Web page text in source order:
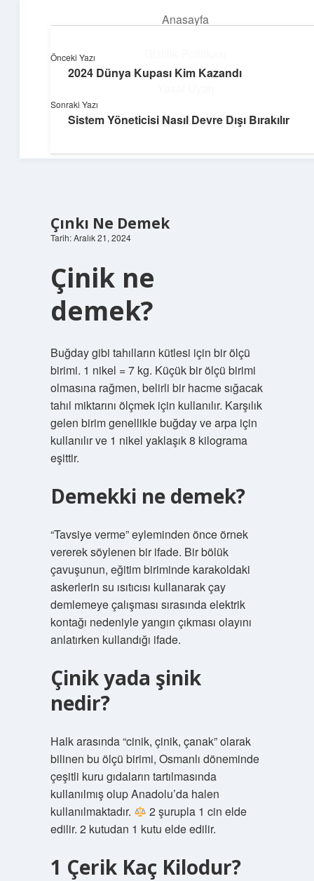
Anasayfa
Hakkımızda
Güneşli Fikir Esintisi
Enerji dolu önerilerle gününü aydınlat!
Çınkı Ne Demek
Tarih: Aralık 21, 2024
Çinik ne
demek?
Buğday gibi tahılların kütlesi için bir ölçü
birimi. 1 nikel = 7 kg. Küçük bir ölçü birimi
olmasına rağmen, belirli bir hacme sığacak
tahıl miktarını ölçmek için kullanılır. Karşılık
gelen birim genellikle buğday ve arpa için
kullanılır ve 1 nikel yaklaşık 8 kilograma
eşittir.
Demekki ne demek?
“Tavsiye verme” eyleminden önce örnek
vererek söylenen bir ifade. Bir bölük
çavuşunun, eğitim biriminde karakoldaki
askerlerin su ısıtıcısı kullanarak çay
demlemeye çalışması sırasında elektrik
kontağı nedeniyle yangın çıkması olayını
anlatırken kullandığı ifade.
Çinik yada şinik
nedir?
Halk arasında “cinik, çinik, çanak” olarak
bilinen bu ölçü birimi, Osmanlı döneminde
çeşitli kuru gıdaların tartılmasında
kullanılmış olup Anadolu’da halen
kullanılmaktadır.
2 şurupla 1 cin elde
edilir. 2 kutudan 1 kutu elde edilir.
1 Çerik Kaç Kilodur?
Önceki Yazı
2024 Dünya Kupası Kim Kazandı
Sonraki Yazı
Sistem Yöneticisi Nasıl Devre Dışı Bırakılır